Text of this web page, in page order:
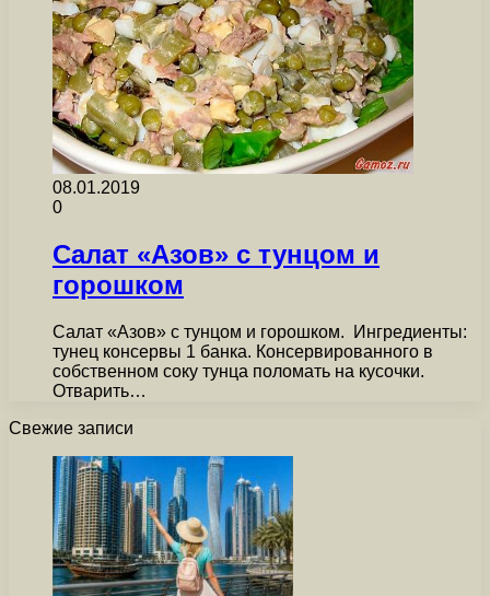
08.01.2019
0
Салат «Азов» с тунцом и
горошком
Салат «Азов» с тунцом и горошком. Ингредиенты:
тунец консервы 1 банка. Консервированного в
собственном соку тунца поломать на кусочки.
Отварить…
Свежие записи